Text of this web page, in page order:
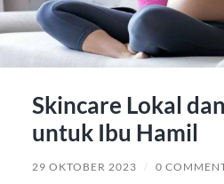
Skincare Lokal
untuk Ibu Hamil
29 OKTOBER 2023 / 0